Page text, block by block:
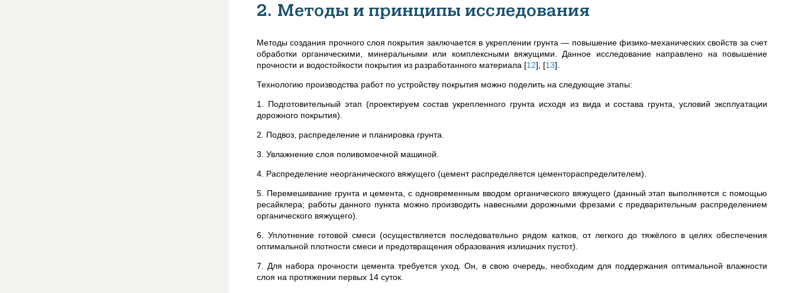
2. Методы и принципы исследования
Методы создания прочного слоя покрытия заключается в укреплении грунта — повышение физико-механических свойств за счет
обработки органическими, минеральными или комплексными вяжущими. Данное исследование направлено на повышение
прочности и водостойкости покрытия из разработанного материала [12] [13]
Технологию производства работ по устройству покрытия можно поделить на следующие этапы:
1. Подготовительный этап (проектируем состав укрепленного грунта исходя из вида и состава грунта, условий эксплуатации
дорожного покрытия).
2. Подвоз, распределение и планировка грунта.
3. Увлажнение слоя поливомоечной машиной.
4. Распределение неорганического вяжущего (цемент распределяется цементораспределителем).
5. Перемешивание грунта и цемента, с одновременным вводом органического вяжущего (данный этап выполняется с помощью
ресайклера; работы данного пункта можно производить навесными дорожными фрезами с предварительным распределением
органического вяжущего).
6. Уплотнение готовой смеси (осуществляется последовательно рядом катков, от легкого до тяжёлого в целях обеспечения
оптимальной плотности смеси и предотвращения образования излишних пустот).
7. Для набора прочности цемента требуется уход. Он, в свою очередь, необходим для поддержания оптимальной влажности
слоя на протяжении первых 14 суток.